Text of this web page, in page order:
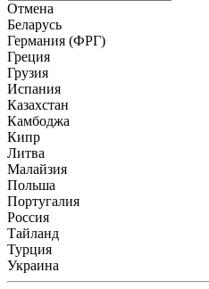
Отмена
Беларусь
Германия (ФРГ)
Греция
Грузия
Испания
Казахстан
Камбоджа
Кипр
Литва
Малайзия
Польша
Португалия
Россия
Тайланд
Турция
Украина